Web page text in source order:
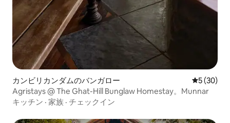
カンビリカンダムのバンガロー レビュー
5 (30)
Agristays @ The Ghat-Hill Bunglaw Homestay。Munnar
キッチン · 家族 · チェックイン